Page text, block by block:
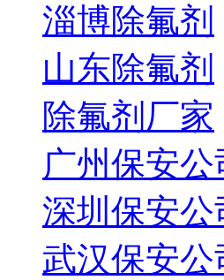
淄博除氟剂
山东除氟剂
除氟剂厂家
广州保安公
深圳保安公
武汉保安公